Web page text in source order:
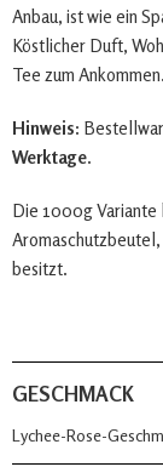
Anbau, ist wie ein
Köstlicher Duft,
Tee zum Ankommen.
Hinweis:
Werktage.
Die 1000g Variante
besitzt.
GESCHMACK
Lychee-Rose-